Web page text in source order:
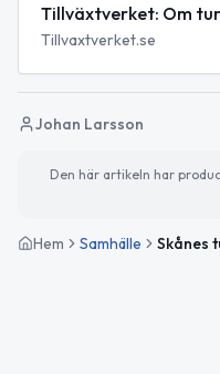
Tillväxtverket: Om
Tillvaxtverket.se
Johan Larsson
Den här artikeln har
Hem Samhälle